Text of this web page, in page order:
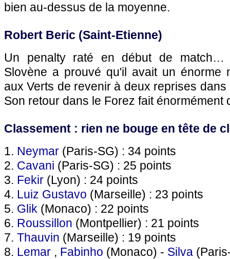
bien au-dessus de la moyenne.
Robert Beric (Saint-Etienne)
Un penalty raté en début de match…
Slovène a prouvé qu'il avait un énorme
aux Verts de revenir à deux reprises
Son retour dans le Forez fait énormément
Classement : rien ne bouge en tête de
1. Neymar (Paris-SG) : 34 points
2. Cavani (Paris-SG) : 25 points
3. Fekir (Lyon) : 24 points
4. Luiz Gustavo (Marseille) : 23 points
5. Glik (Monaco) : 22 points
6. Roussillon (Montpellier) : 21 points
7. Thauvin (Marseille) : 19 points
8. Lemar , Fabinho (Monaco) - Silva